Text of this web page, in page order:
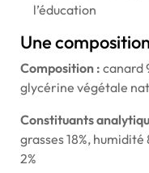
l’éducation
Une
Composition : canard
glycérine végétale
Constituants
grasses 18%,
2%